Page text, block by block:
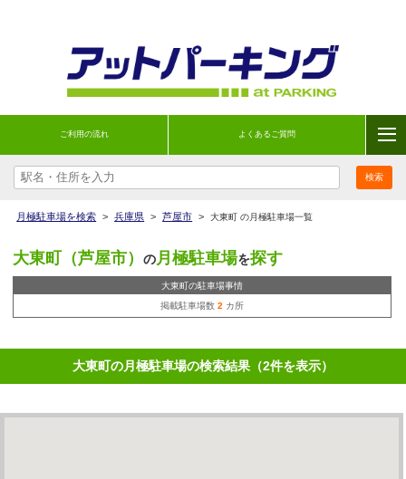
ご利用の流れ よくあるご質問
月極駐車場を検索 > 兵庫県 > 芦屋市 > 大東町 の月極駐車場一覧
大東町（芦屋市） の月極駐車場を探す
大東町の駐車場事情
掲載駐車場数 2 カ所
大東町の月極駐車場の検索結果（2件を表示）